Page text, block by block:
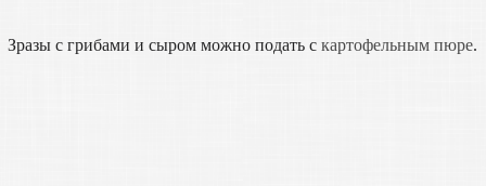
Зразы с грибами и сыром можно подать с картофельным пюре.